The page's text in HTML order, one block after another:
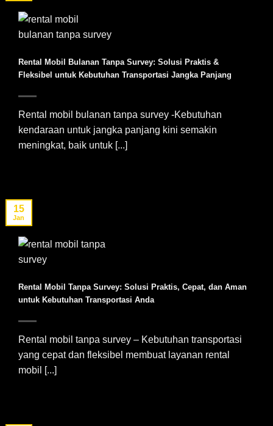
Rental Mobil Bulanan Tanpa Survey: Solusi Praktis &
Fleksibel untuk Kebutuhan Transportasi Jangka Panjang
Rental mobil bulanan tanpa survey -Kebutuhan
kendaraan untuk jangka panjang kini semakin
meningkat, baik untuk [...]
Rental Mobil Tanpa Survey: Solusi Praktis, Cepat, dan Aman
untuk Kebutuhan Transportasi Anda
Rental mobil tanpa survey – Kebutuhan transportasi
yang cepat dan fleksibel membuat layanan rental
mobil [...]
15
Jan